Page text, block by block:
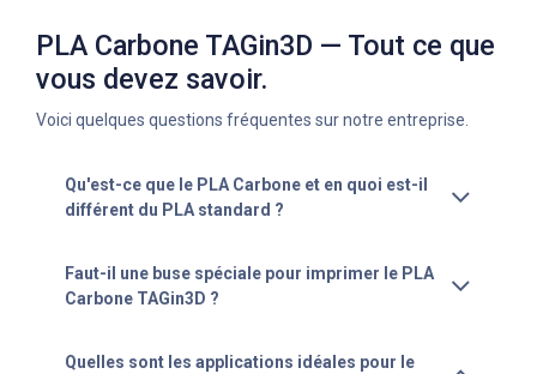
PLA Carbone TAGin3D — Tout ce que
vous devez savoir.
Voici quelques questions fréquentes sur notre entreprise.
Qu'est-ce que le PLA Carbone et en quoi est-il
différent du PLA standard ?
Faut-il une buse spéciale pour imprimer le PLA
Carbone TAGin3D ?
Quelles sont les applications idéales pour le